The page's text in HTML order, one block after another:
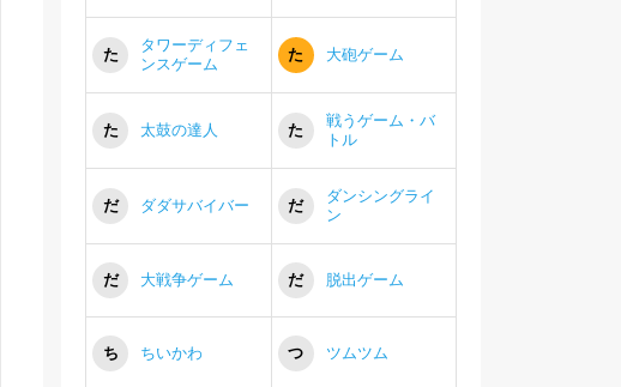
た
タワーディフェ
ンスゲーム
た 大砲ゲーム
た 太鼓の達人 た
戦うゲーム・バ
トル
だ ダダサバイバー だ
ダンシングライ
ン
だ 大戦争ゲーム だ 脱出ゲーム
ち ちいかわ つ ツムツム